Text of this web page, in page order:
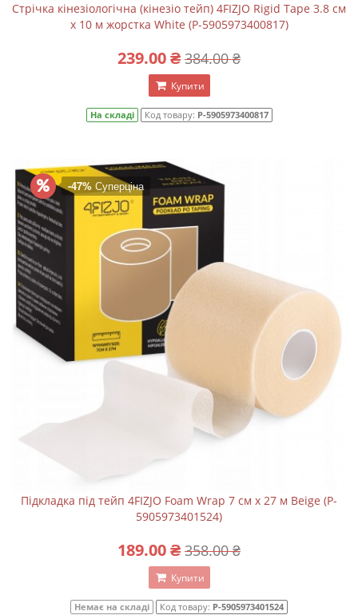
Стрічка кінезіологічна (кінезіо тейп) 4FIZJO Rigid Tape 3.8 см
x 10 м жорстка White (P-5905973400817)
239.00 ₴ 384.00 ₴
Купити
На складі Код товару: P-5905973400817
-47% Суперціна
Підкладка під тейп 4FIZJO Foam Wrap 7 см x 27 м Beige (P-
5905973401524)
189.00 ₴ 358.00 ₴
Купити
Немає на складі Код товару: P-5905973401524